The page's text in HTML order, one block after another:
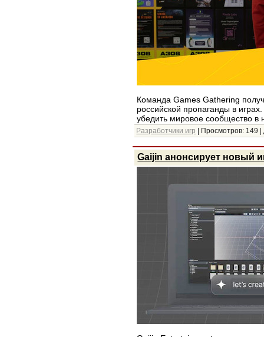
Команда Games Gathering
российской пропаганды в
убедить мировое сообщество в
Разработчики игр | Просмотров: 149
Gaijin анонсирует новый